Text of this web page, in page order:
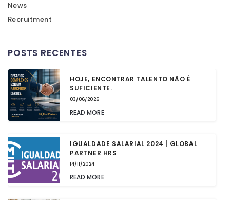
News
Recruitment
POSTS RECENTES
HOJE, ENCONTRAR TALENTO NÃO É
SUFICIENTE.
03/06/2026
READ MORE
IGUALDADE SALARIAL 2024 | GLOBAL
PARTNER HRS
14/11/2024
READ MORE